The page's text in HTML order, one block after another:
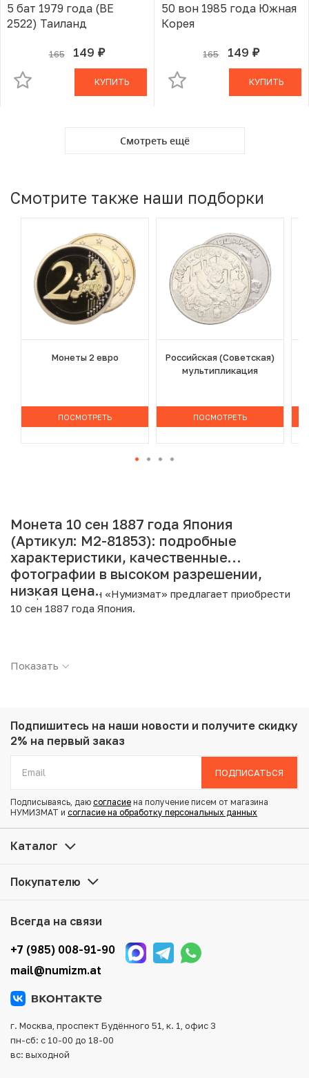
5 бат 1979 года (BE
2522) Таиланд
165 149 руб.
В КОРЗИНЕ
КУПИТЬ
50 вон 1985 года Южная
Корея
165 149 руб.
В КОРЗИНЕ
КУПИТЬ
Смотреть ещё
Смотрите также наши подборки
Монеты 2 евро
ПОСМОТРЕТЬ
Российская (Советская)
мультипликация
ПОСМОТРЕТЬ
Монета 10 сен 1887 года Япония
(Артикул: M2-81853): подробные
характеристики, качественные
фотографии в высоком разрешении,
низкая цена.
Интернет магазин «Нумизмат» предлагает приобрести
10 сен 1887 года Япония.
Страна: Япония
Проба: 800
Вес: 2.7 г
Тираж: 10.421.616
Купить 10 сен 1887 года Япония по привлекательной
цене можно в нашем интернет-магазине — Вам
нашем складе.
того, возможен самовывоз товара из офиса магазина.
Для вашего удобства представлены несколько способов
оплаты и доставки заказа. Все отправления надежно и
тщательно упаковываются, что исключает возможность
Показать
Подпишитесь на наши новости и получите скидку
2% на первый заказ
ПОДПИСАТЬСЯ
Подписываясь, даю согласие на получение писем от магазина
НУМИЗМАТ и согласие на обработку персональных данных
Каталог
Покупателю
Всегда на связи
+7 (985) 008-91-90
mail@numizm.at
г. Москва, проспект Будённого 51, к. 1, офис 3
пн-сб: с 10-00 до 18-00
вс: выходной